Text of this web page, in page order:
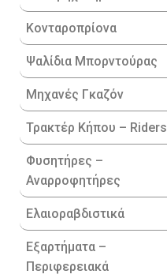
Κονταροπρίονα
Ψαλίδια Μπορντούρας
Μηχανές Γκαζόν
Τρακτέρ Κήπου – Riders
Φυσητήρες –
Αναρροφητήρες
Ελαιοραβδιστικά
Εξαρτήματα –
Περιφερειακά